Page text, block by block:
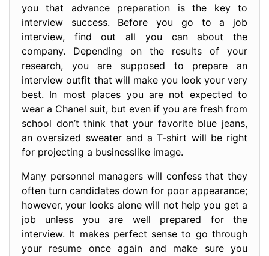
you that advance preparation is the key to
interview success. Before you go to a job
interview, find out all you can about the
company. Depending on the results of your
research, you are supposed to prepare an
interview outfit that will make you look your very
best. In most places you are not expected to
wear a Chanel suit, but even if you are fresh from
school don’t think that your favorite blue jeans,
an oversized sweater and a T-shirt will be right
for projecting a businesslike image.
Many personnel managers will confess that they
often turn candidates down for poor appearance;
however, your looks alone will not help you get a
job unless you are well prepared for the
interview. It makes perfect sense to go through
your resume once again and make sure you